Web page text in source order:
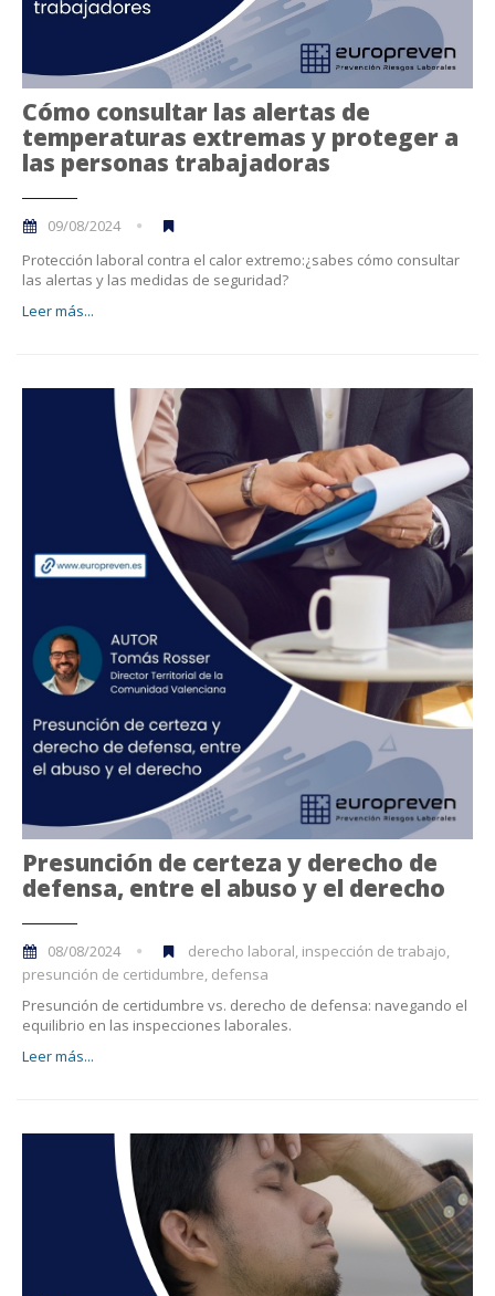
Cómo consultar las alertas de
temperaturas extremas y proteger a
las personas trabajadoras
09/08/2024
Protección laboral contra el calor extremo:¿sabes cómo consultar
las alertas y las medidas de seguridad?
Leer más...
Presunción de certeza y derecho de
defensa, entre el abuso y el derecho
08/08/2024
derecho laboral, inspección de trabajo,
presunción de certidumbre, defensa
Presunción de certidumbre vs. derecho de defensa: navegando el
equilibrio en las inspecciones laborales.
Leer más...